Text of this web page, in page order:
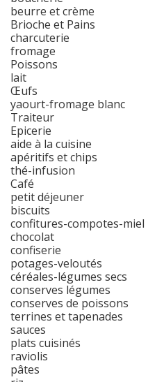
beurre et crème
Brioche et Pains
charcuterie
fromage
Poissons
lait
Œufs
yaourt-fromage blanc
Traiteur
Epicerie
aide à la cuisine
apéritifs et chips
thé-infusion
Café
petit déjeuner
biscuits
confitures-compotes-miel
chocolat
confiserie
potages-veloutés
céréales-légumes secs
conserves légumes
conserves de poissons
terrines et tapenades
sauces
plats cuisinés
raviolis
pâtes